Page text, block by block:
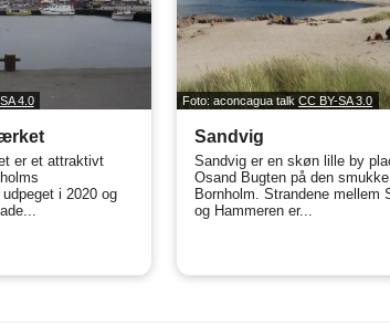
4.0
er et attraktivt
i 2020 og
Foto: aconcagua talkCC BY-SA 3.0
Sandvig
Sandvig er en skøn lille by
Osand Bugten på den
Bornholm. Strandene mellem
og Hammeren er...